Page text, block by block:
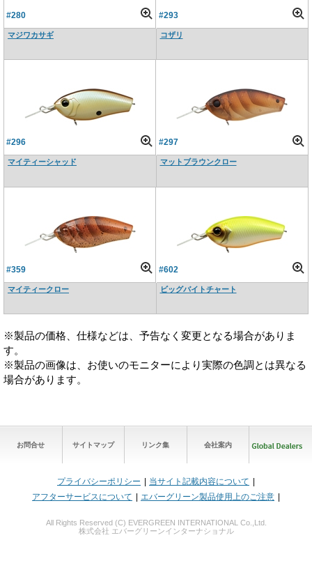
#280
マジワカサギ
#293
コザリ
#296
マイティーシャッド
#297
マットブラウンクロー
#359
マイティークロー
#602
ビッグバイトチャート
※製品の価格、仕様などは、予告なく変更となる場合がありま
す。
※製品の画像は、お使いのモニターにより実際の色調とは異なる
場合があります。
お問合せ サイトマップ リンク集 会社案内
プライバシーポリシー
当サイト記載内容について
アフターサービスについて
エバーグリーン製品使用上のご注意
All Rights Reserved (C) EVERGREEN INTERNATIONAL Co.,Ltd.
株式会社 エバーグリーンインターナショナル